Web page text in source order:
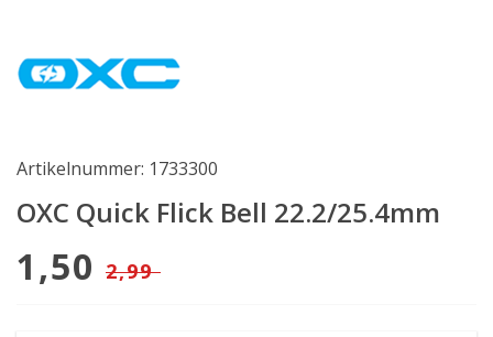
Artikelnummer: 1733300
OXC Quick Flick Bell 22.2/25.4mm
1,50 2,99